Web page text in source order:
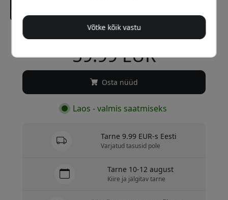
Soovitatav hind
59.99 EUR
Osta nüüd
Laos - valmis saatmiseks
Tarne 9.99 EUR-s Eesti
Varjatud tasusid pole
Tarne 10-12 august
Kiire ja jälgitav tarne
Võtke kõik vastu